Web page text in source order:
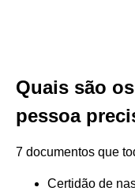
Quais são
pessoa
7 documentos que
Certidão de